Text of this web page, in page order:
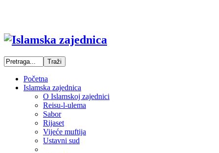
Početna
Islamska zajednica
O Islamskoj zajednici
Reisu-l-ulema
Sabor
Rijaset
Vijeće muftija
Ustavni sud